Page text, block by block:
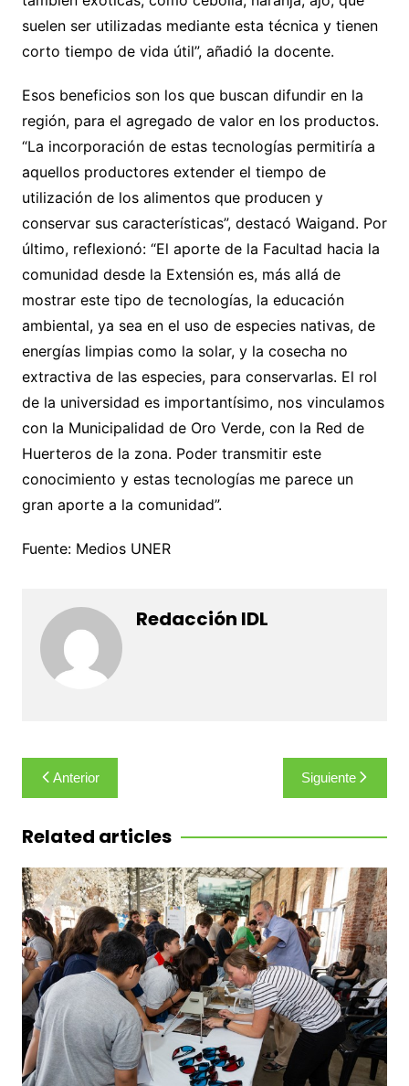
suelen ser utilizadas mediante esta técnica y tienen
corto tiempo de vida útil”, añadió la docente.
Esos beneficios son los que buscan difundir en la
región, para el agregado de valor en los productos.
“La incorporación de estas tecnologías permitiría a
aquellos productores extender el tiempo de
utilización de los alimentos que producen y
conservar sus características”, destacó Waigand. Por
último, reflexionó: “El aporte de la Facultad hacia la
comunidad desde la Extensión es, más allá de
mostrar este tipo de tecnologías, la educación
ambiental, ya sea en el uso de especies nativas, de
energías limpias como la solar, y la cosecha no
extractiva de las especies, para conservarlas. El rol
de la universidad es importantísimo, nos vinculamos
con la Municipalidad de Oro Verde, con la Red de
Huerteros de la zona. Poder transmitir este
conocimiento y estas tecnologías me parece un
gran aporte a la comunidad”.
Fuente: Medios UNER
Redacción IDL
Navegación
de
entradas
Anterior Siguiente
Related articles